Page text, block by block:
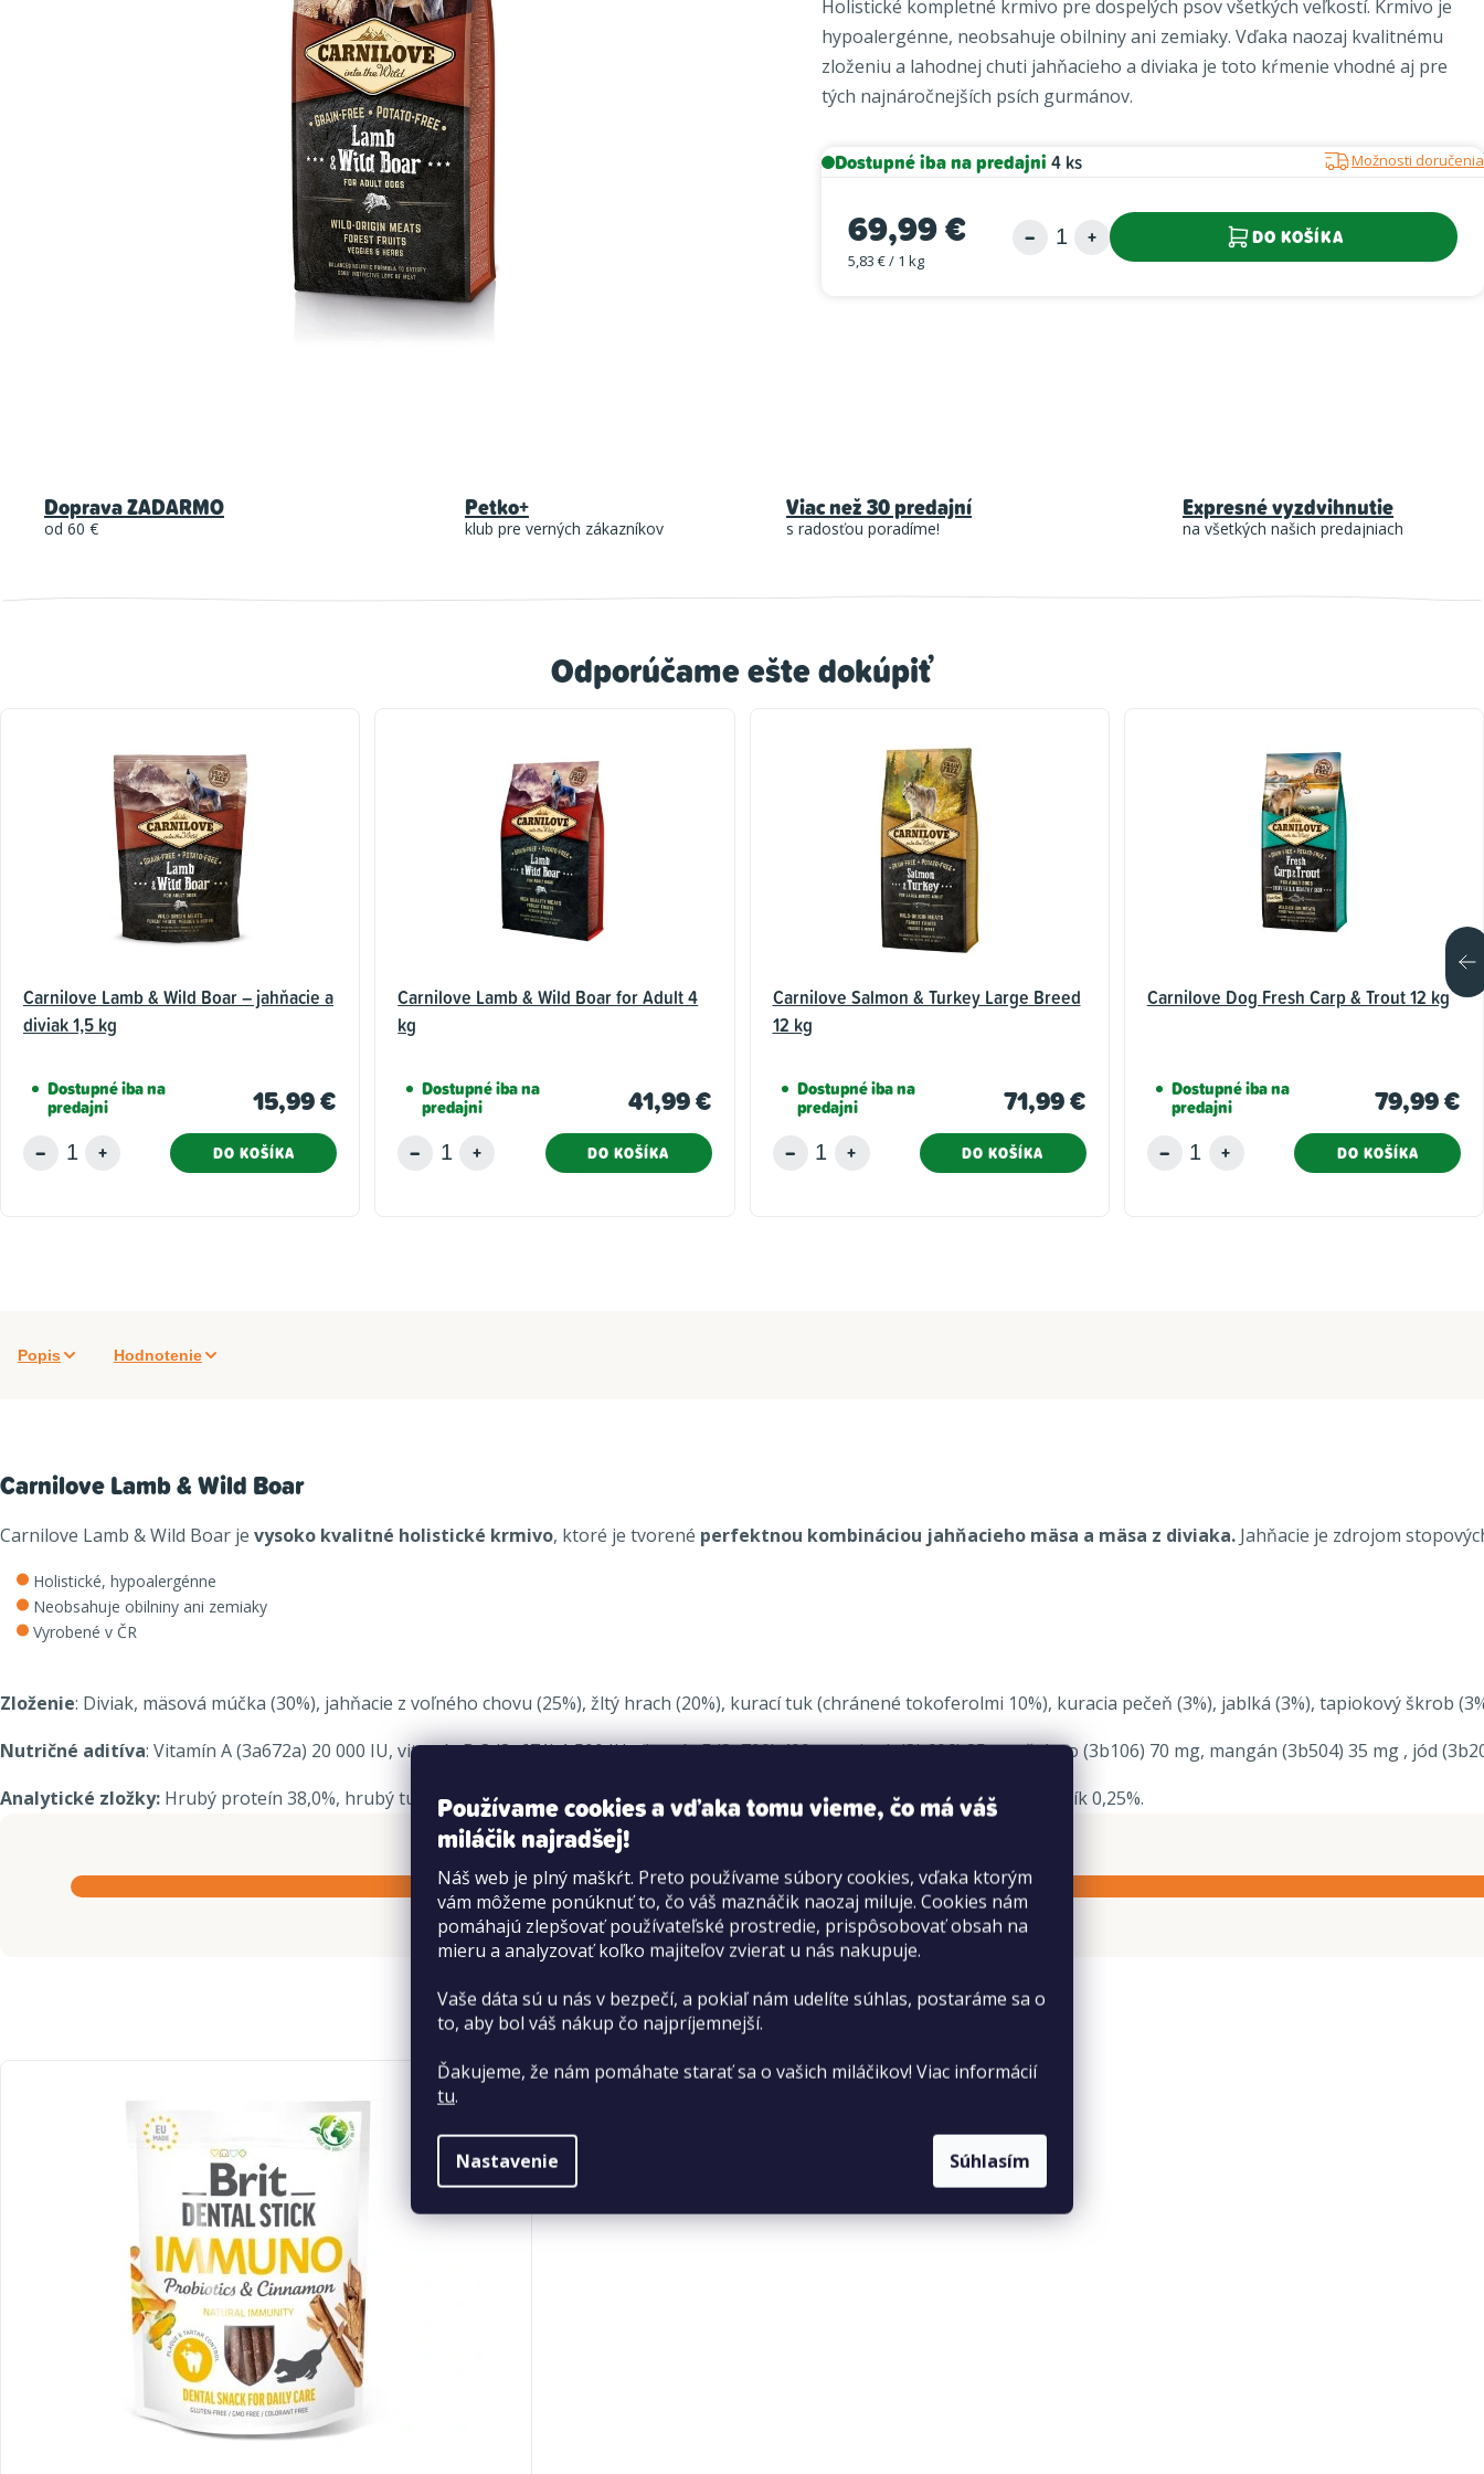
Používame cookies a vďaka tomu vieme, čo má váš
miláčik najradšej!
Náš web je plný maškŕt. Preto používame súbory cookies, vďaka ktorým
vám môžeme ponúknuť to, čo váš maznáčik naozaj miluje. Cookies nám
pomáhajú zlepšovať používateľské prostredie, prispôsobovať obsah na
mieru a analyzovať koľko majiteľov zvierat u nás nakupuje.
Vaše dáta sú u nás v bezpečí, a pokiaľ nám udelíte súhlas, postaráme sa o
to, aby bol váš nákup čo najpríjemnejší.
Ďakujeme, že nám pomáhate starať sa o vašich miláčikov! Viac informácií
tu.
Nastavenie Súhlasím
je
0,0
z
5
Holistické kompletné krmivo pre dospelých psov všetkých veľkostí. Krmivo je
hypoalergénne, neobsahuje obilninyani zemiaky. Vďaka naozaj kvalitnému
zloženiu a lahodnej chuti jahňacieho a diviaka je toto kŕmenie vhodné aj pre
tých najnáročnejších psích gurmánov.
Dostupné iba na predajni 4 ks Možnosti doručenia
69,99 €
Jednotková cena:
5,83 € / 1 kg
DO KOŠÍKA
Odporúčame ešte dokúpiť
Carnilove Lamb & Wild Boar – jahňacie a
diviak 1,5 kg
Dostupné iba na
predajni 15,99 €
DO KOŠÍKA
Carnilove Lamb & Wild Boar for Adult 4
kg
Dostupné iba na
predajni 41,99 €
DO KOŠÍKA
Carnilove Salmon & Turkey Large Breed
12 kg
Dostupné iba na
predajni 71,99 €
DO KOŠÍKA
Carnilove Dog Fresh Carp & Trout 12 kg
Dostupné iba na
predajni 79,99 €
DO KOŠÍKA
Doprava ZADARMO
od 60 €
Petko+
klub pre verných zákazníkov
Viac než 30 predajní
s radosťou poradíme!
Expresné vyzdvihnutie
na všetkých našich predajniach
Popis Hodnotenie
Carnilove Lamb & Wild Boar
Carnilove Lamb & Wild Boar je vysoko kvalitné holistické krmivo, ktoré je tvorené perfektnou kombináciou jahňacieho mäsa a mäsa z diviaka. Jahňacie je zdrojom
Holistické, hypoalergénne
Neobsahuje obilniny ani zemiaky
Vyrobené v ČR
Zloženie: Diviak, mäsová múčka (30%), jahňacie z voľného chovu (25%), žltý hrach (20%), kurací tuk (chránené tokoferolmi 10%), kuracia pečeň (3%), jablká (3%), tapiokový
Nutričné ​​aditíva: Vitamín A (3a672a) 20 000 IU, vitamín D 3 (3a671) 1 500 IU, vitamín E (3a700) 400 mg, zinok (3b606) 85 mg, železo (3b106) 70 mg, mangán (3b504) 35 mg , jód
Analytické zložky: Hrubý proteín 38,0%, hrubý tuk 20,0%, popol 8,0%, vláknina 3,2%, vlhkosť 10,0%, vápnik 1,6%, fosfor 1,3%, sodík 0,25%.